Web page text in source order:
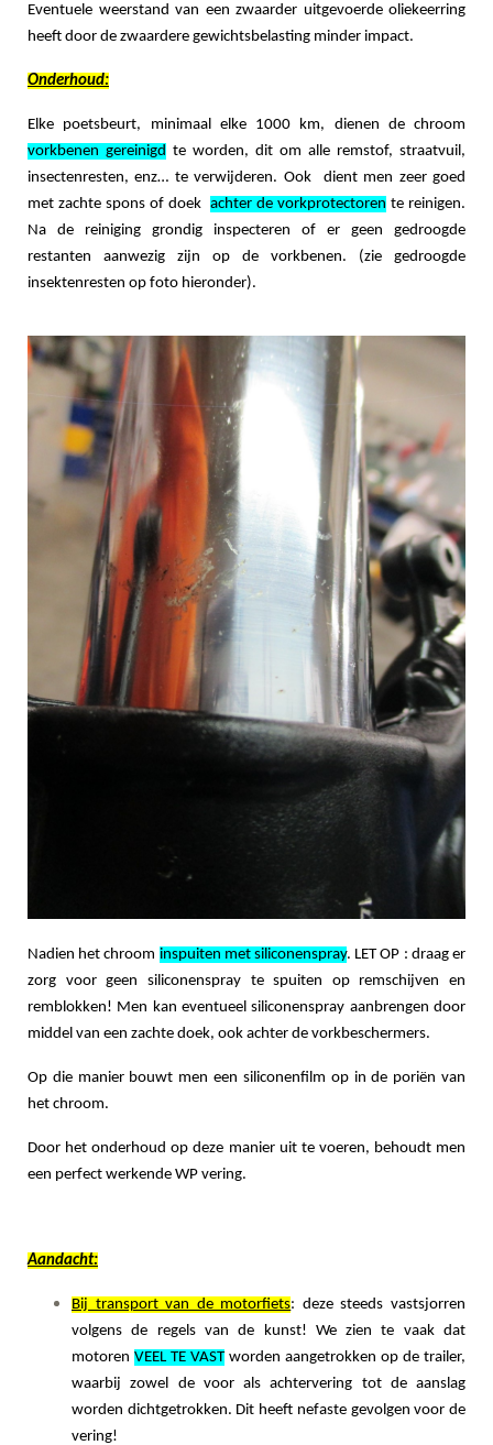
Eventuele weerstand van een zwaarder uitgevoerde oliekeerring
heeft door de zwaardere gewichtsbelasting minder impact.
Onderhoud:
Elke poetsbeurt, minimaal elke 1000 km, dienen de chroom
vorkbenen gereinigd te worden, dit om alle remstof, straatvuil,
insectenresten, enz… te verwijderen. Ook dient men zeer goed
met zachte spons of doek achter de vorkprotectoren te reinigen.
Na de reiniging grondig inspecteren of er geen gedroogde
restanten aanwezig zijn op de vorkbenen. (zie gedroogde
insektenresten op foto hieronder).
Nadien het chroom inspuiten met siliconenspray. LET OP : draag er
zorg voor geen siliconenspray te spuiten op remschijven en
remblokken! Men kan eventueel siliconenspray aanbrengen door
middel van een zachte doek, ook achter de vorkbeschermers.
Op die manier bouwt men een siliconenfilm op in de poriën van
het chroom.
Door het onderhoud op deze manier uit te voeren, behoudt men
een perfect werkende WP vering.
Aandacht:
Bij transport van de motorfiets: deze steeds vastsjorren
volgens de regels van de kunst! We zien te vaak dat
motoren VEEL TE VASTworden aangetrokken op de trailer,
waarbij zowel de voor als achtervering tot de aanslag
worden dichtgetrokken. Dit heeft nefaste gevolgen voor de
vering!